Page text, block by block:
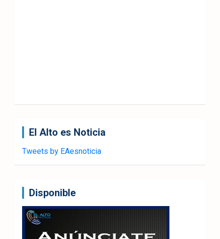
El Alto es Noticia
Tweets by EAesnoticia
Disponible